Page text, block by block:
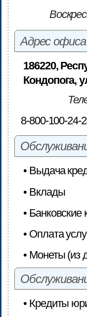
Адрес офиса
186220,
Кондопога,
8-800-100-24-
• Выдача
• Вклады
• Банковские
• Оплата
• Монеты (из
• Кредиты